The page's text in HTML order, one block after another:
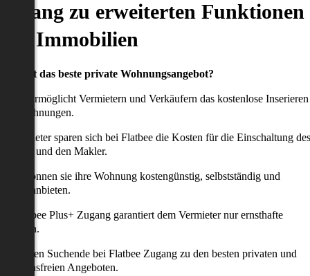
zu erweiterten Funktionen
Immobilien
willst das beste private Wohnungsangebot?
ermöglicht Vermietern und Verkäufern das kostenlose Inserieren
Wohnungen.
Anbieter sparen sich bei Flatbee die Kosten für die Einschaltung des
und den Makler.
können sie ihre Wohnung kostengünstig, selbstständig und
anbieten.
Flatbee Plus+ Zugang garantiert dem Vermieter nur ernsthafte
erhalten Suchende bei Flatbee Zugang zu den besten privaten und
Angeboten.